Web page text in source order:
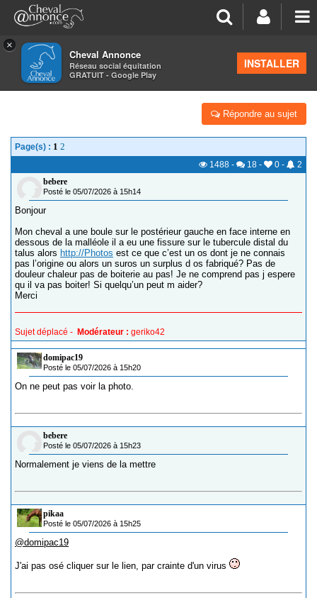
×
Cheval Annonce
Réseau social équitation
GRATUIT - Google Play
INSTALLER
>La santé - les soins
RENSEIGNEMENTS
Répondre au sujet
Page(s) : 1 2
1488 - 18 - 0 -
2
bebere
Posté le 05/07/2026 à 15h14
Bonjour
Mon cheval a une boule sur le postérieur gauche en face interne en
dessous de la malléole il a eu une fissure sur le tubercule distal du
talus alors http://Photos est ce que c’est un os dont je ne connais
pas l’origine ou alors un suros un surplus d os fabriqué? Pas de
douleur chaleur pas de boiterie au pas! Je ne comprend pas j espere
qu il va pas boiter! Si quelqu’un peut m aider?
Merci
Sujet déplacé - Modérateur : geriko42
domipac19
Posté le 05/07/2026 à 15h20
On ne peut pas voir la photo.
bebere
Posté le 05/07/2026 à 15h23
Normalement je viens de la mettre
pikaa
Posté le 05/07/2026 à 15h25
@domipac19
J'ai pas osé cliquer sur le lien, par crainte d'un virus